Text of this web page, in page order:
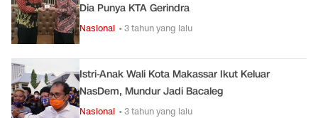
Dia Punya KTA Gerindra
Nasional • 3 tahun yang lalu
Istri-Anak Wali Kota Makassar Ikut Keluar
NasDem, Mundur Jadi Bacaleg
Nasional • 3 tahun yang lalu